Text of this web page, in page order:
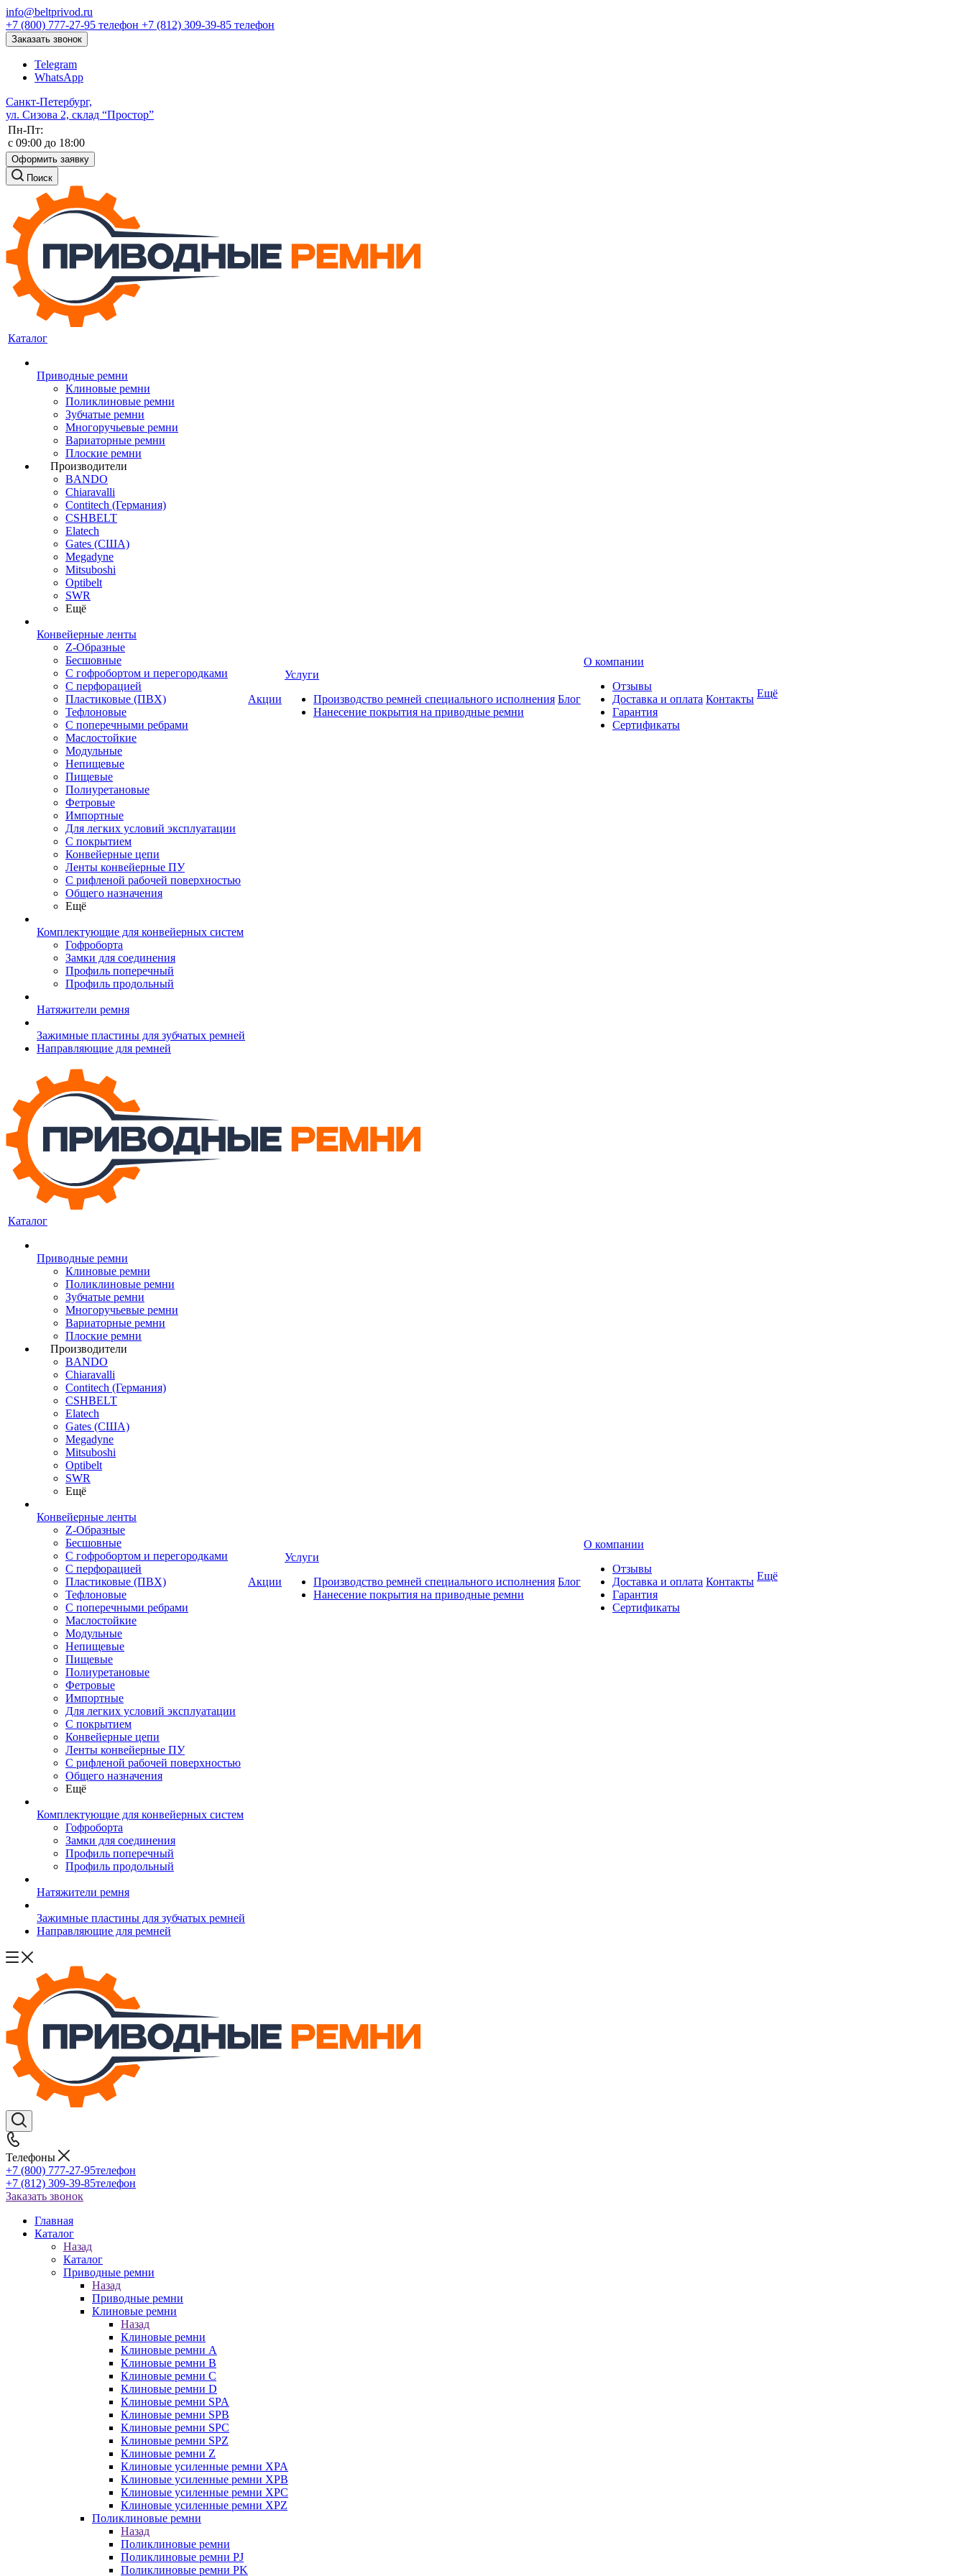
info@beltprivod.ru
+7 (800) 777-27-95 телефон +7 (812) 309-39-85 телефон
Заказать звонок
Telegram
WhatsApp
Санкт-Петербург,
ул. Сизова 2, склад “Простор”
Пн-Пт:
c 09:00 до 18:00
Оформить заявку
Поиск
Каталог
Приводные ремни
Клиновые ремни
Поликлиновые ремни
Зубчатые ремни
Многоручьевые ремни
Вариаторные ремни
Плоские ремни
Производители
BANDO
Chiaravalli
Contitech (Германия)
CSHBELT
Elatech
Gates (США)
Megadyne
Mitsuboshi
Optibelt
SWR
Ещё
Конвейерные ленты
Z-Образные
Бесшовные
С гофробортом и перегородками
С перфорацией
Пластиковые (ПВХ)
Тефлоновые
С поперечными ребрами
Маслостойкие
Модульные
Непищевые
Пищевые
Полиуретановые
Фетровые
Импортные
Для легких условий эксплуатации
С покрытием
Конвейерные цепи
Ленты конвейерные ПУ
С рифленой рабочей поверхностью
Общего назначения
Ещё
Комплектующие для конвейерных систем
Гофроборта
Замки для соединения
Профиль поперечный
Профиль продольный
Натяжители ремня
Зажимные пластины для зубчатых ремней
Направляющие для ремней
Акции
Услуги
Производство ремней специального исполнения
Нанесение покрытия на приводные ремни
Блог
О компании
Отзывы
Доставка и оплата
Гарантия
Сертификаты
Контакты Ещё
Каталог
Приводные ремни
Клиновые ремни
Поликлиновые ремни
Зубчатые ремни
Многоручьевые ремни
Вариаторные ремни
Плоские ремни
Производители
BANDO
Chiaravalli
Contitech (Германия)
CSHBELT
Elatech
Gates (США)
Megadyne
Mitsuboshi
Optibelt
SWR
Ещё
Конвейерные ленты
Z-Образные
Бесшовные
С гофробортом и перегородками
С перфорацией
Пластиковые (ПВХ)
Тефлоновые
С поперечными ребрами
Маслостойкие
Модульные
Непищевые
Пищевые
Полиуретановые
Фетровые
Импортные
Для легких условий эксплуатации
С покрытием
Конвейерные цепи
Ленты конвейерные ПУ
С рифленой рабочей поверхностью
Общего назначения
Ещё
Комплектующие для конвейерных систем
Гофроборта
Замки для соединения
Профиль поперечный
Профиль продольный
Натяжители ремня
Зажимные пластины для зубчатых ремней
Направляющие для ремней
Акции
Услуги
Производство ремней специального исполнения
Нанесение покрытия на приводные ремни
Блог
О компании
Отзывы
Доставка и оплата
Гарантия
Сертификаты
Контакты Ещё
Телефоны
+7 (800) 777-27-95телефон
+7 (812) 309-39-85телефон
Заказать звонок
Главная
Каталог
Назад
Каталог
Приводные ремни
Назад
Приводные ремни
Клиновые ремни
Назад
Клиновые ремни
Клиновые ремни A
Клиновые ремни B
Клиновые ремни C
Клиновые ремни D
Клиновые ремни SPA
Клиновые ремни SPB
Клиновые ремни SPC
Клиновые ремни SPZ
Клиновые ремни Z
Клиновые усиленные ремни XPA
Клиновые усиленные ремни XPB
Клиновые усиленные ремни XPC
Клиновые усиленные ремни XPZ
Поликлиновые ремни
Назад
Поликлиновые ремни
Поликлиновые ремни PJ
Поликлиновые ремни PK